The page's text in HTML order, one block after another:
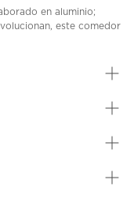
en aluminio;
este comedor